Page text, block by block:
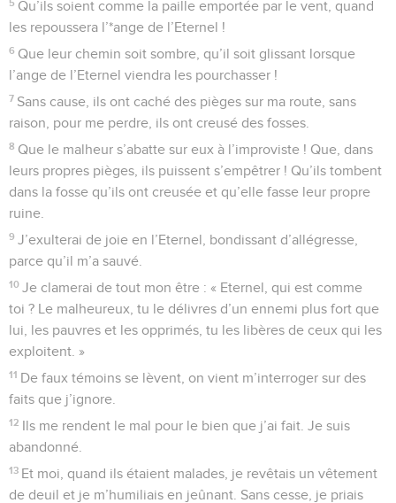
5 Qu’ils soient comme la paille emportée par le vent, quand
les repoussera l’*ange de l’Eternel !
6 Que leur chemin soit sombre, qu’il soit glissant lorsque
l’ange de l’Eternel viendra les pourchasser !
7 Sans cause, ils ont caché des pièges sur ma route, sans
raison, pour me perdre, ils ont creusé des fosses.
8 Que le malheur s’abatte sur eux à l’improviste ! Que, dans
leurs propres pièges, ils puissent s’empêtrer ! Qu’ils tombent
dans la fosse qu’ils ont creusée et qu’elle fasse leur propre
ruine.
9 J’exulterai de joie en l’Eternel, bondissant d’allégresse,
parce qu’il m’a sauvé.
10 Je clamerai de tout mon être : « Eternel, qui est comme
toi ? Le malheureux, tu le délivres d’un ennemi plus fort que
lui, les pauvres et les opprimés, tu les libères de ceux qui les
exploitent. »
11 De faux témoins se lèvent, on vient m’interroger sur des
faits que j’ignore.
12 Ils me rendent le mal pour le bien que j’ai fait. Je suis
abandonné.
13 Et moi, quand ils étaient malades, je revêtais un vêtement
de deuil et je m’humiliais en jeûnant. Sans cesse, je priais